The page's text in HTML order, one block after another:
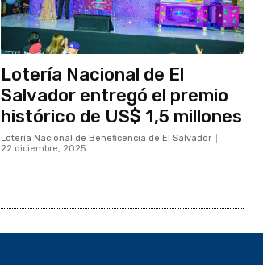
Lotería Nacional de El
Salvador entregó el premio
histórico de US$ 1,5 millones
Lotería Nacional de Beneficencia de El Salvador
22 diciembre, 2025